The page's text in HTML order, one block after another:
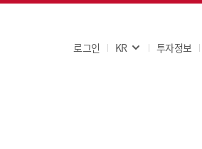
로그인 KR 투자정보